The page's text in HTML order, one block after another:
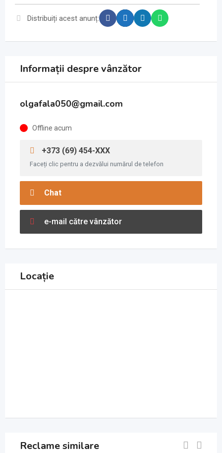
Distribuiți acest anunț:
Informații despre vânzător
olgafala050@gmail.com
Offline acum
+373 (69) 454-XXX
Faceți clic pentru a dezvălui numărul de telefon
Chat
e-mail către vânzător
Locație
Reclame similare